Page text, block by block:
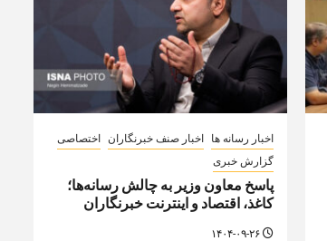
اخبار رسانه ها اخبار صنف خبرنگاران
اختصاصی
گزارش خبری
پاسخ معاون وزیر به چالش رسانه‌ها؛
کاغذ، اقتصاد و اینترنت خبرنگاران
۱۴۰۴-۰۹-۲۶